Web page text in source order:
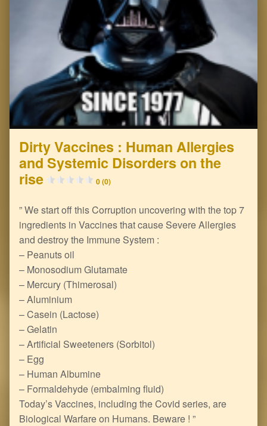
Dirty Vaccines : Human Allergies
and Systemic Disorders on the
rise
0 (0)
” We start off this Corruption uncovering with the top 7
ingredients in Vaccines that cause Severe Allergies
and destroy the Immune System :
– Peanuts oil
– Monosodium Glutamate
– Mercury (Thimerosal)
– Aluminium
– Casein (Lactose)
– Gelatin
– Artificial Sweeteners (Sorbitol)
– Egg
– Human Albumine
– Formaldehyde (embalming fluid)
Today’s Vaccines, including the Covid series, are
Biological Warfare on Humans. Beware ! ”